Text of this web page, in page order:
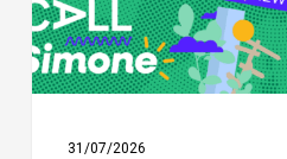
numérisation
31/07/2026